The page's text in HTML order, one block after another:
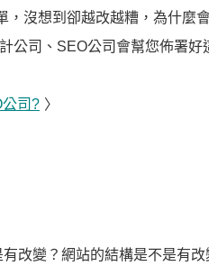
沒想到卻越改越糟，為什麼
公司、SEO公司會幫您佈署
司? 〉
改變？網站的結構是不是有